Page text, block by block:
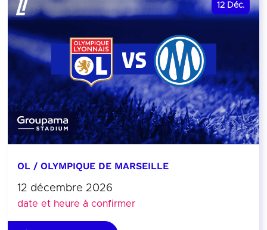
12 Déc.
OL / OLYMPIQUE DE MARSEILLE
12 décembre 2026
date et heure à confirmer